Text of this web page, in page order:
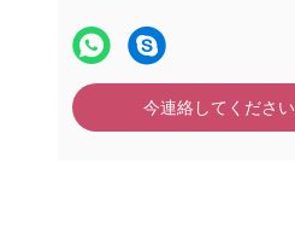
今連絡してください